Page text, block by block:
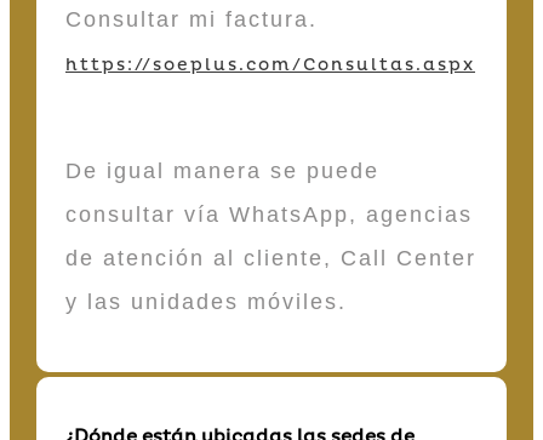
Consultar mi factura.
https://soeplus.com/Consultas.aspx
De igual manera se puede
consultar vía WhatsApp, agencias
de atención al cliente, Call Center
y las unidades móviles.